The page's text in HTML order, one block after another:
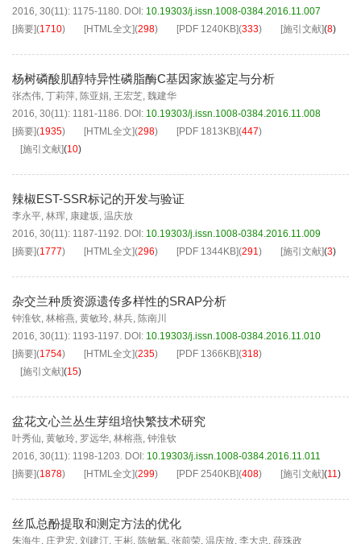
2016, 30(11): 1175-1180. DOI: 10.19303/j.issn.1008-0384.2016.11.007
[摘要](1710) [HTML全文](298) [PDF 1240KB](333) [施引文献](8)
杨树磷酸肌醇特异性磷脂酶C基因家族鉴定与分析
张杰伟, 丁莉萍, 陈亚娟, 王宏芝, 魏建华
2016, 30(11): 1181-1186. DOI: 10.19303/j.issn.1008-0384.2016.11.008
[摘要](1935) [HTML全文](298) [PDF 1813KB](447)
[施引文献](10)
辣椒EST-SSR标记的开发与验证
李永平, 林珲, 康建坂, 温庆放
2016, 30(11): 1187-1192. DOI: 10.19303/j.issn.1008-0384.2016.11.009
[摘要](1777) [HTML全文](296) [PDF 1344KB](291) [施引文献](3)
杂交兰种质资源遗传多样性的SRAP分析
钟淮钦, 林榕燕, 黄敏玲, 林兵, 陈南川
2016, 30(11): 1193-1197. DOI: 10.19303/j.issn.1008-0384.2016.11.010
[摘要](1754) [HTML全文](235) [PDF 1366KB](318)
[施引文献](15)
盆花文心兰丛生芽组培快繁技术研究
叶秀仙, 黄敏玲, 罗远华, 林榕燕, 钟淮钦
2016, 30(11): 1198-1203. DOI: 10.19303/j.issn.1008-0384.2016.11.011
[摘要](1878) [HTML全文](299) [PDF 2540KB](408) [施引文献](11)
丝瓜总酚提取和测定方法的优化
朱海生, 庄尹宏, 刘建汀, 王彬, 陈敏氡, 张前荣, 温庆放, 李大忠, 薛珠政